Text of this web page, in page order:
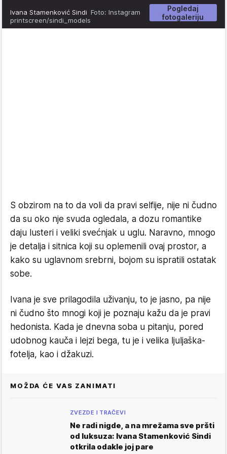
Pogledaj
fotogaleriju
Ivana Stamenković Sindi Foto: Instagram
printscreen/sindi_models
S obzirom na to da voli da pravi selfije, nije ni čudno
da su oko nje svuda ogledala, a dozu romantike
daju lusteri i veliki svećnjak u uglu. Naravno, mnogo
je detalja i sitnica koji su oplemenili ovaj prostor, a
kako su uglavnom srebrni, bojom su ispratili ostatak
sobe.
Ivana je sve prilagodila uživanju, to je jasno, pa nije
ni čudno što mnogi koji je poznaju kažu da je pravi
hedonista. Kada je dnevna soba u pitanju, pored
udobnog kauča i lejzi bega, tu je i velika ljuljaška-
fotelja, kao i džakuzi.
MOŽDA ĆE VAS ZANIMATI
ZVEZDE I TRAČEVI
Ne radi nigde, a na mrežama sve pršti
od luksuza: Ivana Stamenković Sindi
otkrila odakle joj pare